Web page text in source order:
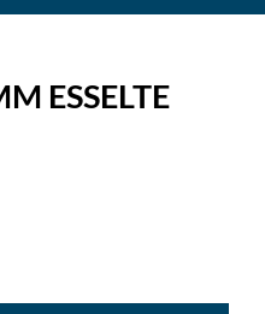
ESSELTE